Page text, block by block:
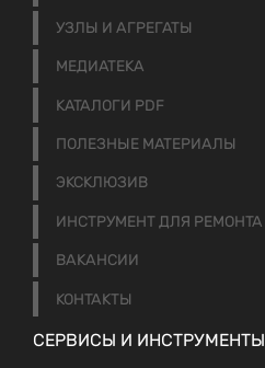
УЗЛЫ И АГРЕГАТЫ
МЕДИАТЕКА
КАТАЛОГИ PDF
ПОЛЕЗНЫЕ МАТЕРИАЛЫ
ЭКСКЛЮЗИВ
ИНСТРУМЕНТ ДЛЯ РЕМОНТА
ВАКАНСИИ
КОНТАКТЫ
СЕРВИСЫ И ИНСТРУМЕНТЫ